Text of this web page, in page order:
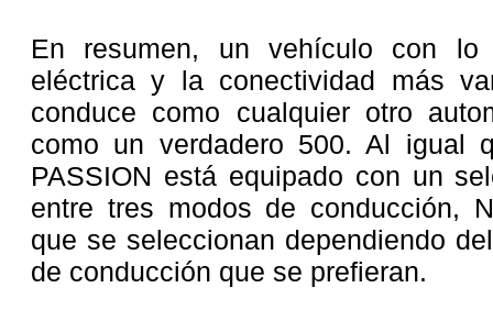
En resumen, un vehículo con
eléctrica y la conectividad más
conduce como cualquier otro
como un verdadero 500. Al igual
PASSION está equipado con un
entre tres modos de conducción,
que se seleccionan dependiendo
de conducción que se prefieran.